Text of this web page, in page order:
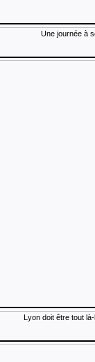
Une journée à
Lyon doit être tout